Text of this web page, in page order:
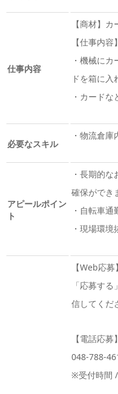
仕事内容
【商材】カ
【仕事内容】
・機械に
ドを箱に
・カード
必要なスキル
・物流倉
アピールポイン
ト
・長期的
確保ができ
・自転車通
・現場環境
【Web応募】
「応募す
信してくだ
【電話応募】
048-788-
※受付時間